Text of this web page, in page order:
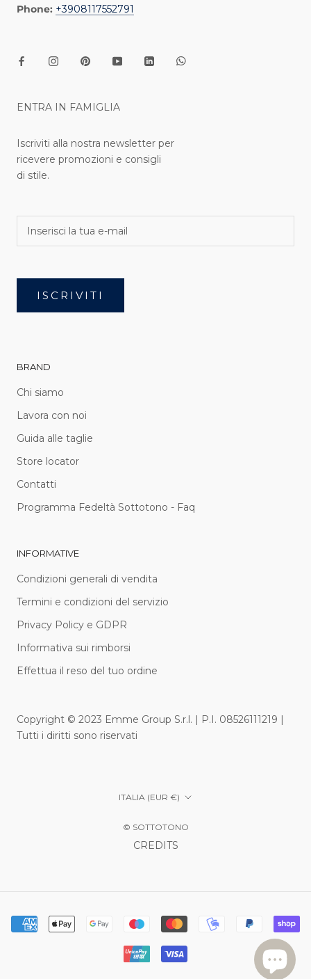
Phone: +3908117552791
ENTRA IN FAMIGLIA
Iscriviti alla nostra newsletter per
ricevere promozioni e consigli
di stile.
ISCRIVITI
BRAND
Chi siamo
Lavora con noi
Guida alle taglie
Store locator
Contatti
Programma Fedeltà Sottotono - Faq
INFORMATIVE
Condizioni generali di vendita
Termini e condizioni del servizio
Privacy Policy e GDPR
Informativa sui rimborsi
Effettua il reso del tuo ordine
Copyright © 2023 Emme Group S.r.l. | P.I. 08526111219 |
Tutti i diritti sono riservati
Paese/Area
ITALIA (EUR €)
© SOTTOTONO
CREDITS